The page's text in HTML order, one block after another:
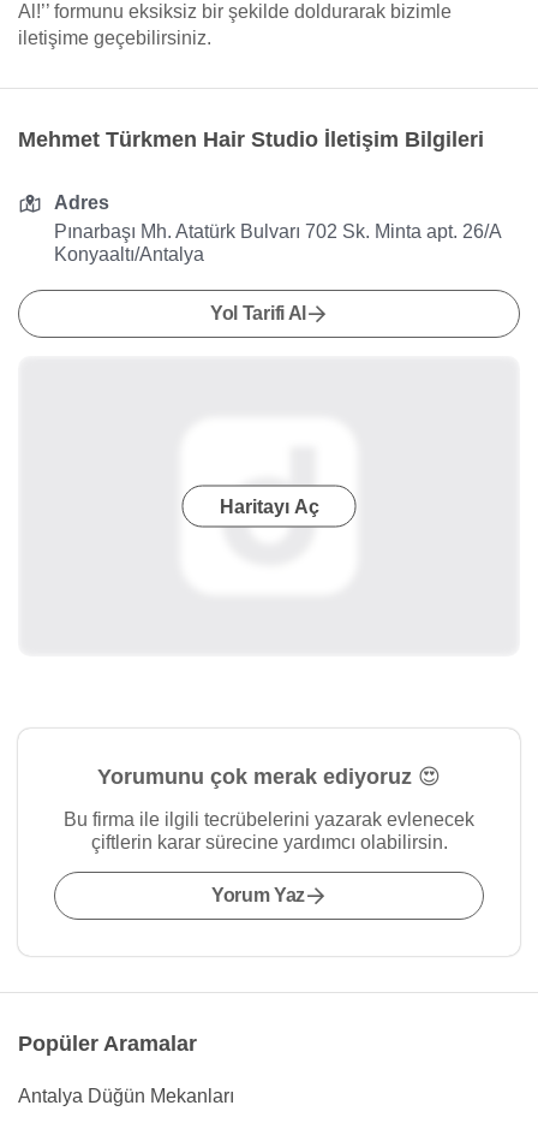
Al!’’ formunu eksiksiz bir şekilde doldurarak bizimle
iletişime geçebilirsiniz.
Mehmet Türkmen Hair Studio İletişim Bilgileri
Adres
Pınarbaşı Mh. Atatürk Bulvarı 702 Sk. Minta apt. 26/A
Konyaaltı/Antalya
Yol Tarifi Al
Haritayı Aç
Yorumunu çok merak ediyoruz 😍
Bu firma ile ilgili tecrübelerini yazarak evlenecek
çiftlerin karar sürecine yardımcı olabilirsin.
Yorum Yaz
Popüler Aramalar
Antalya Düğün Mekanları